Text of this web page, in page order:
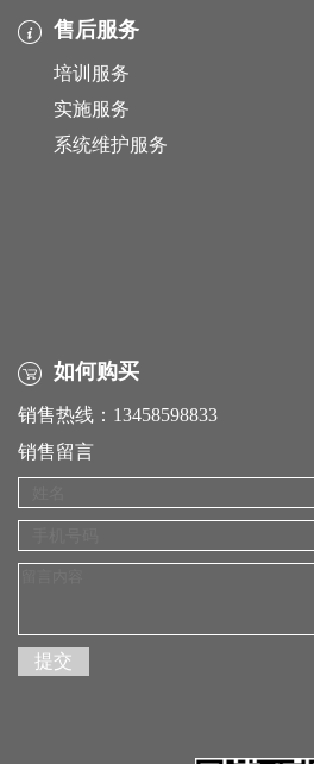
售后服务
培训服务
实施服务
系统维护服务
如何购买
销售热线：13458598833
销售留言